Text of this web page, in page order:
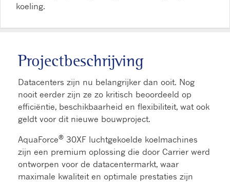
koeling.
Projectbeschrijving
Datacenters zijn nu belangrijker dan ooit. Nog
nooit eerder zijn ze zo kritisch beoordeeld op
efficiëntie, beschikbaarheid en flexibiliteit, wat ook
geldt voor dit nieuwe bouwproject.
AquaForce® 30XF luchtgekoelde koelmachines
zijn een premium oplossing die door Carrier werd
ontworpen voor de datacentermarkt, waar
maximale kwaliteit en optimale prestaties zijn